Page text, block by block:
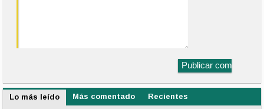
Lo más leído Más comentado Recientes